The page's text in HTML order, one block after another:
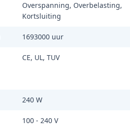
Overspanning, Overbelasting,
Kortsluiting
1693000 uur
CE, UL, TUV
240 W
100 - 240 V